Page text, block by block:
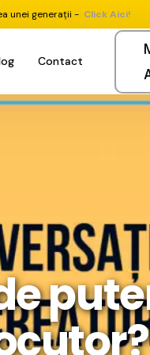
unei generații - Click Aici!
Contact